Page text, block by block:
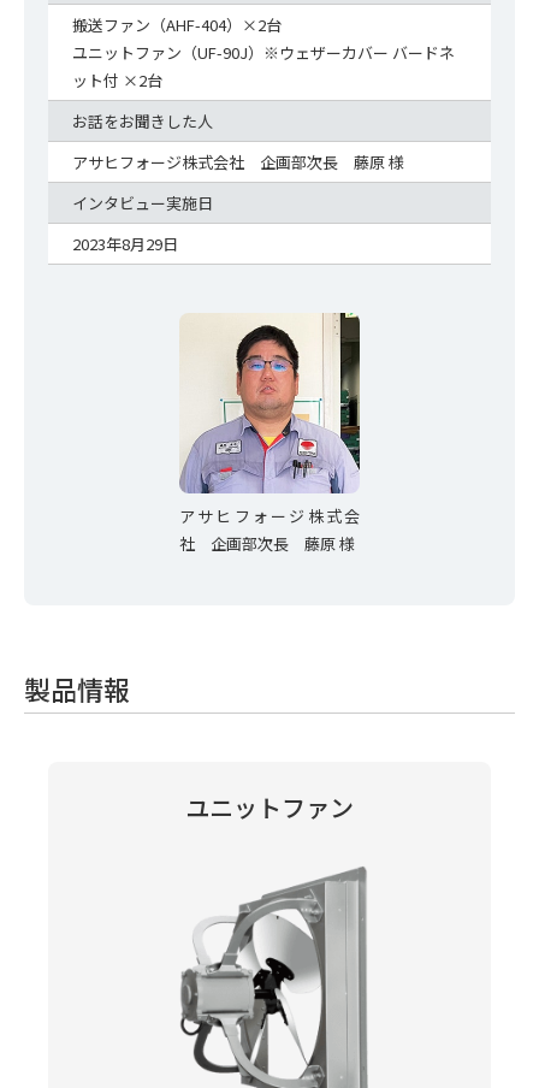
搬送ファン（AHF-404）×2台
ユニットファン（UF-90J）※ウェザーカバー バードネ
ット付 ×2台
お話をお聞きした人
アサヒフォージ株式会社 企画部次長 藤原 様
インタビュー実施日
2023年8月29日
アサヒフォージ株式会
社 企画部次長 藤原 様
製品情報
ユニットファン